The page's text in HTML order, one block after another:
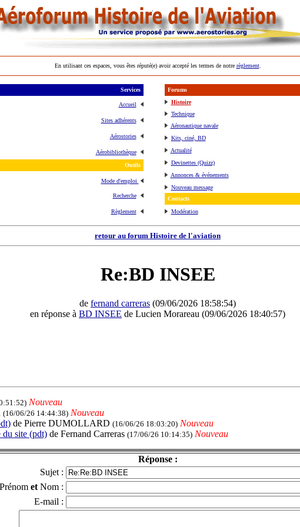
En utilisant ces espaces, vous êtes réputé(e) avoir accepté les termes de notre règlement.
Services
Accueil
Sites adhérents
Aérostories
Aérobibliothèque
Outils
Mode d'emploi
Recherche
Règlement
Forums
Histoire
Technique
Aéronautique navale
Kits, ciné, BD
Actualité
Devinettes (Quizz)
Annonces & événements
Nouveau message
Contacts
Modération
retour au forum Histoire de l'aviation
Re:BD INSEE
de fernand carreras (09/06/2026 18:58:54)
en réponse à BD INSEE de Lucien Morareau (09/06/2026 18:40:57)
Nouveau
(16/06/26 14:44:38) Nouveau
de Pierre DUMOLLARD (16/06/26 18:03:20) Nouveau
du site (pdt) de Fernand Carreras (17/06/26 10:14:35) Nouveau
Réponse :
Sujet :
Prénom et Nom :
E-mail :